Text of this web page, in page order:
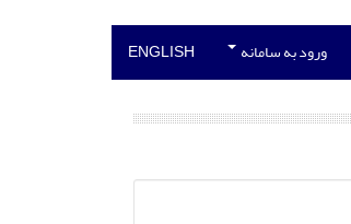
ورود به سامانه ENGLISH